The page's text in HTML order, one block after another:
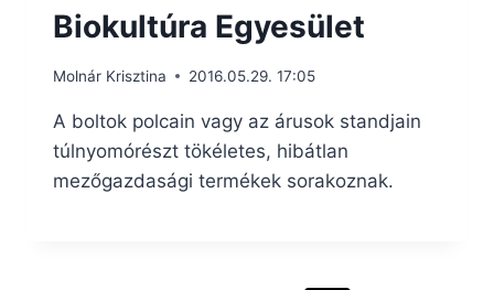
Biokultúra Egyesület
Molnár Krisztina 2016.05.29. 17:05
A boltok polcain vagy az árusok standjain
túlnyomórészt tökéletes, hibátlan
mezőgazdasági termékek sorakoznak.